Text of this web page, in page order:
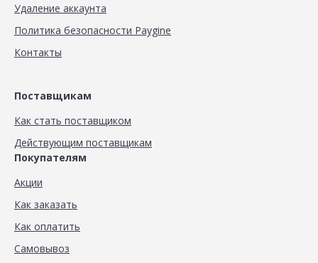
Удаление аккаунта
Политика безопасности Paygine
Контакты
Поставщикам
Как стать поставщиком
Действующим поставщикам
Покупателям
Акции
Как заказать
Как оплатить
Самовывоз